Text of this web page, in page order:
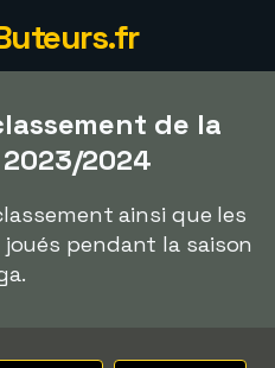
de la
2024
ainsi que les
pendant la saison